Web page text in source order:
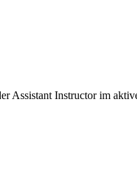
Assistant Instructor im